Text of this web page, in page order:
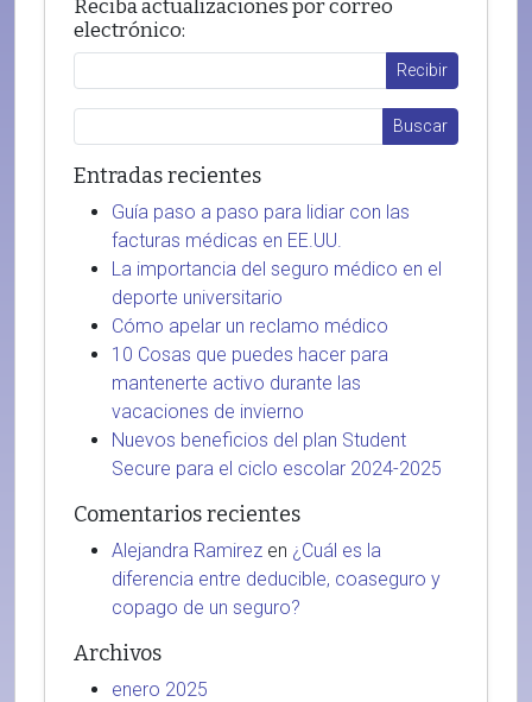
Reciba actualizaciones por correo
electrónico:
Entradas recientes
Guía paso a paso para lidiar con las
facturas médicas en EE.UU.
La importancia del seguro médico en el
deporte universitario
Cómo apelar un reclamo médico
10 Cosas que puedes hacer para
mantenerte activo durante las
vacaciones de invierno
Nuevos beneficios del plan Student
Secure para el ciclo escolar 2024-2025
Comentarios recientes
Alejandra Ramirez en ¿Cuál es la
diferencia entre deducible, coaseguro y
copago de un seguro?
Archivos
enero 2025